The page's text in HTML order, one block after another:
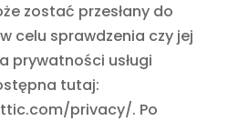
zostać przesłany do
celu sprawdzenia czy jej
prywatności usługi
tutaj:
privacy/. Po